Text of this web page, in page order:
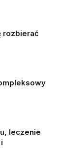
rozbierać
leczenie